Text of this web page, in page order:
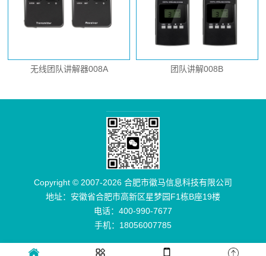
无线团队讲解器008A 团队讲解008B
Copyright © 2007-2026 合肥市徽马信息科技有限公司
地址：安徽省合肥市高新区星梦园F1栋B座19楼
电话：400-990-7677
手机：18056007785